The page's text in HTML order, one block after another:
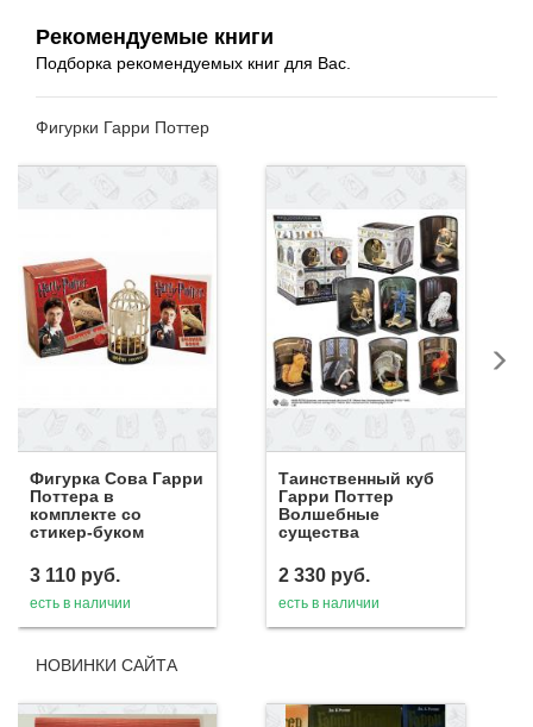
Рекомендуемые книги
Подборка рекомендуемых книг для Вас.
Фигурки Гарри Поттер
Фигурка Сова Гарри
Поттера в
комплекте со
стикер-буком
3 110 руб.
есть в наличии
Таинственный куб
Гарри Поттер
Волшебные
существа
2 330 руб.
есть в наличии
НОВИНКИ САЙТА